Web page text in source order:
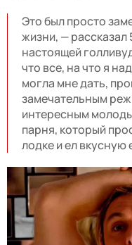
Это был просто
жизни, — рассказал
настоящей
что все, на что я
могла мне дать,
замечательным
интересным
парня, который
лодке и ел вкусную